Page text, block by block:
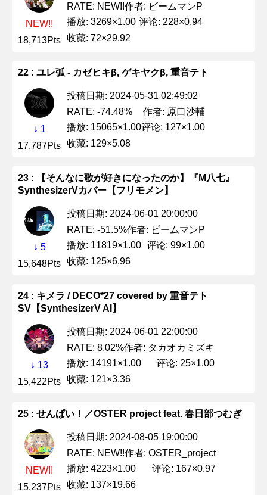
NEW!!
18,713Pts
RATE: NEW!!作者: ビームマンP
播放: 3269×1.00 评论: 228×0.94
收藏: 72×29.92
22 : ユレ弧 - カゼヒキβ, ゲキヤクβ, 重音テト
↓ 1
17,787Pts
投稿日期: 2024-05-31 02:49:02
RATE: -74.48%
作者: 原口沙輔
播放: 15065×1.00评论: 127×1.00
收藏: 129×5.08
23 : 【そんなに歌が好きになったのか】『M八七』
SynthesizerVカバー【フリモメン】
↓ 5
15,648Pts
投稿日期: 2024-06-01 20:00:00
RATE: -51.5%作者: ビームマンP
播放: 11819×1.00 评论: 99×1.00
收藏: 125×6.96
24 : キメラ / DECO*27 covered by 重音テト
SV【SynthesizerV AI】
↓ 13
15,422Pts
投稿日期: 2024-06-01 22:00:00
RATE: 8.02%作者: タカオカミズキ
播放: 14191×1.00
评论: 25×1.00
收藏: 121×3.36
25 : せんぱい！／OSTER project feat. 春日部つむぎ
NEW!!
15,237Pts
投稿日期: 2024-08-05 19:00:00
RATE: NEW!!作者: OSTER_project
播放: 4223×1.00
评论: 167×0.97
收藏: 137×19.66